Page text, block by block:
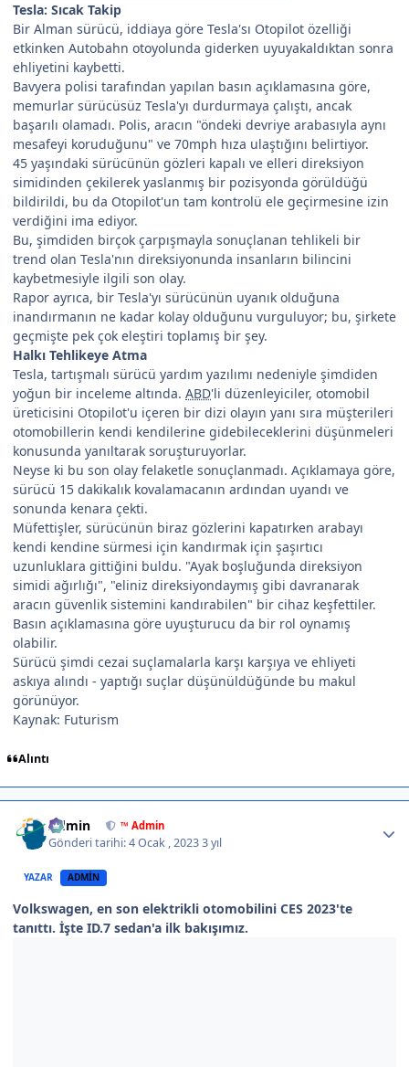
Tesla: Sıcak Takip
Bir Alman sürücü, iddiaya göre Tesla'sı Otopilot özelliği
etkinken Autobahn otoyolunda giderken uyuyakaldıktan sonra
ehliyetini kaybetti.
Bavyera polisi tarafından yapılan basın açıklamasına göre,
memurlar sürücüsüz Tesla'yı durdurmaya çalıştı, ancak
başarılı olamadı. Polis, aracın "öndeki devriye arabasıyla aynı
mesafeyi koruduğunu" ve 70mph hıza ulaştığını belirtiyor.
45 yaşındaki sürücünün gözleri kapalı ve elleri direksiyon
simidinden çekilerek yaslanmış bir pozisyonda görüldüğü
bildirildi, bu da Otopilot'un tam kontrolü ele geçirmesine izin
verdiğini ima ediyor.
Bu, şimdiden birçok çarpışmayla sonuçlanan tehlikeli bir
trend olan Tesla'nın direksiyonunda insanların bilincini
kaybetmesiyle ilgili son olay.
Rapor ayrıca, bir Tesla'yı sürücünün uyanık olduğuna
inandırmanın ne kadar kolay olduğunu vurguluyor; bu, şirkete
geçmişte pek çok eleştiri toplamış bir şey.
Halkı Tehlikeye Atma
Tesla, tartışmalı sürücü yardım yazılımı nedeniyle şimdiden
yoğun bir inceleme altında. ABD'li düzenleyiciler, otomobil
üreticisini Otopilot'u içeren bir dizi olayın yanı sıra müşterileri
otomobillerin kendi kendilerine gidebileceklerini düşünmeleri
konusunda yanıltarak soruşturuyorlar.
Neyse ki bu son olay felaketle sonuçlanmadı. Açıklamaya göre,
sürücü 15 dakikalık kovalamacanın ardından uyandı ve
sonunda kenara çekti.
Müfettişler, sürücünün biraz gözlerini kapatırken arabayı
kendi kendine sürmesi için kandırmak için şaşırtıcı
uzunluklara gittiğini buldu. "Ayak boşluğunda direksiyon
simidi ağırlığı", "eliniz direksiyondaymış gibi davranarak
aracın güvenlik sistemini kandırabilen" bir cihaz keşfettiler.
Basın açıklamasına göre uyuşturucu da bir rol oynamış
olabilir.
Sürücü şimdi cezai suçlamalarla karşı karşıya ve ehliyeti
askıya alındı - yaptığı suçlar düşünüldüğünde bu makul
görünüyor.
Kaynak: Futurism
Alıntı
Admin ™ Admin
Gönderi tarihi:4 Ocak , 20233 yıl
YAZAR ADMIN
Volkswagen, en son elektrikli otomobilini CES 2023'te
tanıttı. İşte ID.7 sedan'a ilk bakışımız.